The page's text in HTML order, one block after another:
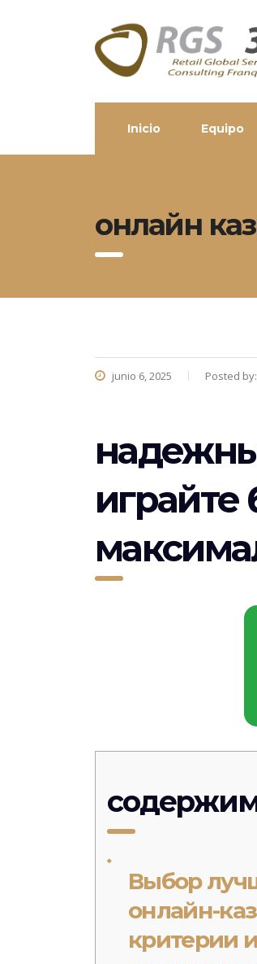
Inicio Equipo
онлайн
junio 6, 2025 Posted by:
играйте
Выбор
онлайн-
критерии и